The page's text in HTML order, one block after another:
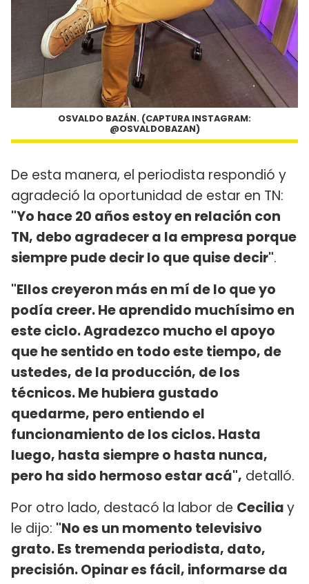
OSVALDO BAZÁN. (CAPTURA INSTAGRAM:
@OSVALDOBAZAN)
De esta manera, el periodista respondió y
agradeció la oportunidad de estar en TN:
"Yo hace 20 años estoy en relación con
TN, debo agradecer a la empresa porque
siempre pude decir lo que quise decir".
"Ellos creyeron más en mí de lo que yo
podía creer. He aprendido muchísimo en
este ciclo. Agradezco mucho el apoyo
que he sentido en todo este tiempo, de
ustedes, de la producción, de los
técnicos. Me hubiera gustado
quedarme, pero entiendo el
funcionamiento de los ciclos. Hasta
luego, hasta siempre o hasta nunca,
pero ha sido hermoso estar acá", detalló.
Por otro lado, destacó la labor de Ceciliay
le dijo: "No es un momento televisivo
grato. Es tremenda periodista, dato,
precisión. Opinar es fácil, informarse da